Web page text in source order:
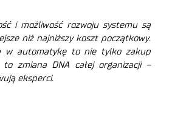
i możliwość rozwoju systemu są
niż najniższy koszt początkowy.
w automatykę to nie tylko zakup
to zmiana DNA całej organizacji –
eksperci.